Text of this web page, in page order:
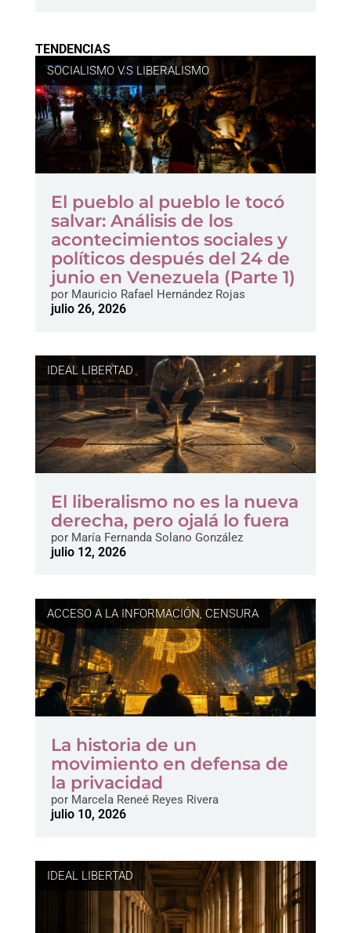
TENDENCIAS
SOCIALISMO V.S LIBERALISMO
El pueblo al pueblo le tocó
salvar: Análisis de los
acontecimientos sociales y
políticos después del 24 de
junio en Venezuela (Parte 1)
porMauricio Rafael Hernández Rojas
julio 26, 2026
IDEAL LIBERTAD
El liberalismo no es la nueva
derecha, pero ojalá lo fuera
porMaría Fernanda Solano González
julio 12, 2026
ACCESO A LA INFORMACIÓN,CENSURA
La historia de un
movimiento en defensa de
la privacidad
porMarcela Reneé Reyes Rivera
julio 10, 2026
IDEAL LIBERTAD